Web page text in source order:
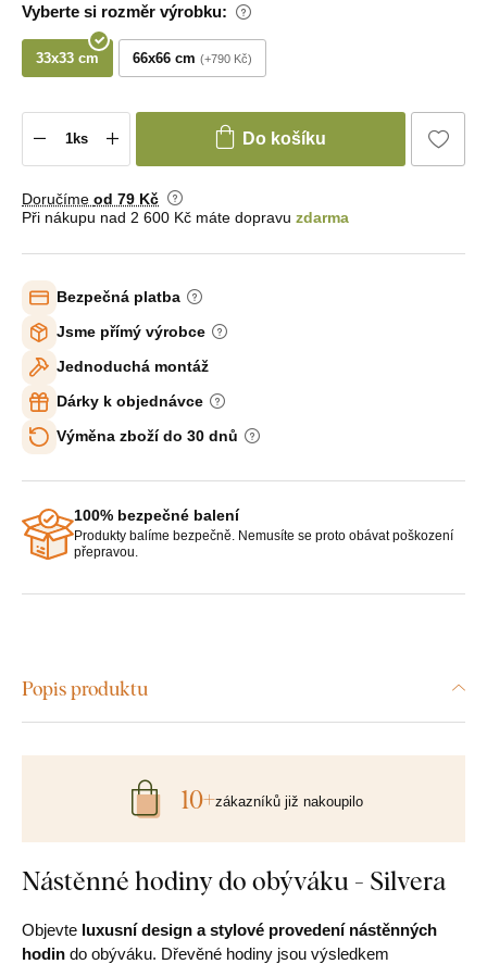
Vyberte si rozměr výrobku:
33x33 cm 66x66 cm +790 Kč
Do košíku
Doručíme od 79 Kč
Při nákupu nad 2 600 Kč máte dopravu zdarma
Bezpečná platba
Jsme přímý výrobce
Jednoduchá montáž
Dárky k objednávce
Výměna zboží do 30 dnů
100% bezpečné balení
Produkty balíme bezpečně. Nemusíte se proto obávat poškození
přepravou.
Popis produktu
Nástěnné hodiny do obýváku - Silvera
Objevte luxusní design a stylové provedení nástěnných
hodin do obýváku. Dřevěné hodiny jsou výsledkem
10+zákazníků již nakoupilo